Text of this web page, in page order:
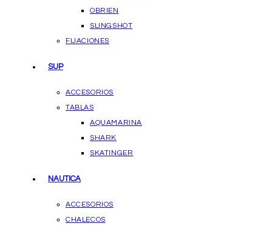
OBRIEN
SLINGSHOT
FIJACIONES
SUP
ACCESORIOS
TABLAS
AQUAMARINA
SHARK
SKATINGER
NAUTICA
ACCESORIOS
CHALECOS